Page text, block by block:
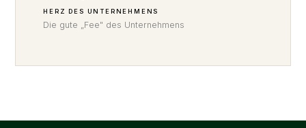
HERZ DES UNTERNEHMENS
Die gute „Fee" des Unternehmens